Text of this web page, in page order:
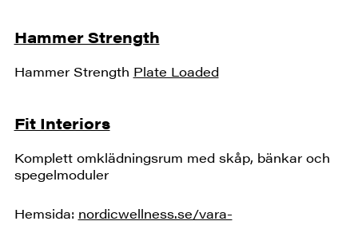
Hammer Strength
Hammer Strength Plate Loaded
Fit Interiors
Komplett omklädningsrum med skåp, bänkar och
spegelmoduler
Hemsida: nordicwellness.se/vara-